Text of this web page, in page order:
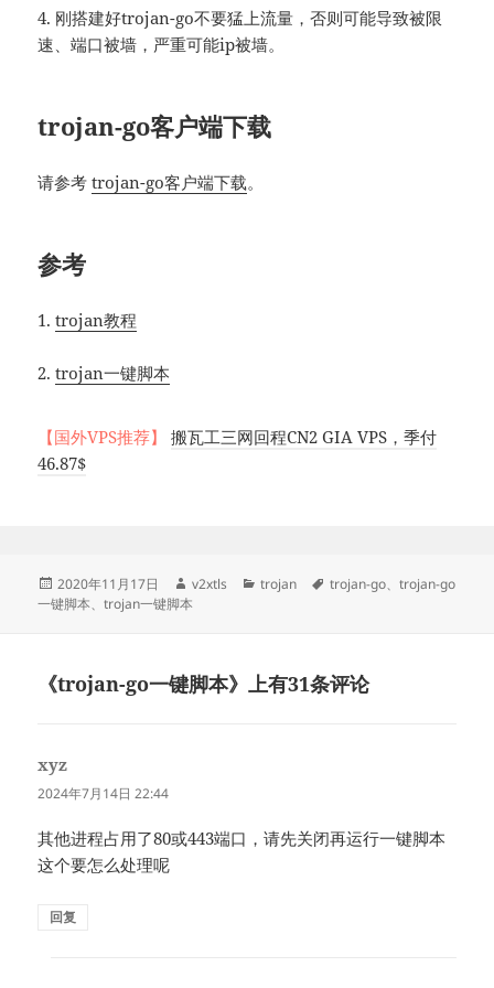
4. 刚搭建好trojan-go不要猛上流量，否则可能导致被限
速、端口被墙，严重可能ip被墙。
trojan-go客户端下载
请参考trojan-go客户端下载。
参考
1.trojan教程
2.trojan一键脚本
【国外VPS推荐】
搬瓦工三网回程CN2 GIA VPS，季付
46.87$
发
布
2020年11月17日
作
者
v2xtls
分
trojan
标
trojan-go、trojan-go
一键脚本、trojan一键脚本
《trojan-go一键脚本》上有31条评论
xyz
道：
2024年7月14日 22:44
其他进程占用了80或443端口，请先关闭再运行一键脚本
这个要怎么处理呢
回复